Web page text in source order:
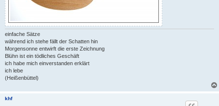
einfache Sätze
während ich stehe fällt der Schatten hin
Morgensonne entwirft die erste Zeichnung
Blühn ist ein tödliches Geschäft
ich habe mich einverstanden erklärt
ich lebe
(Heißenbüttel)
khf